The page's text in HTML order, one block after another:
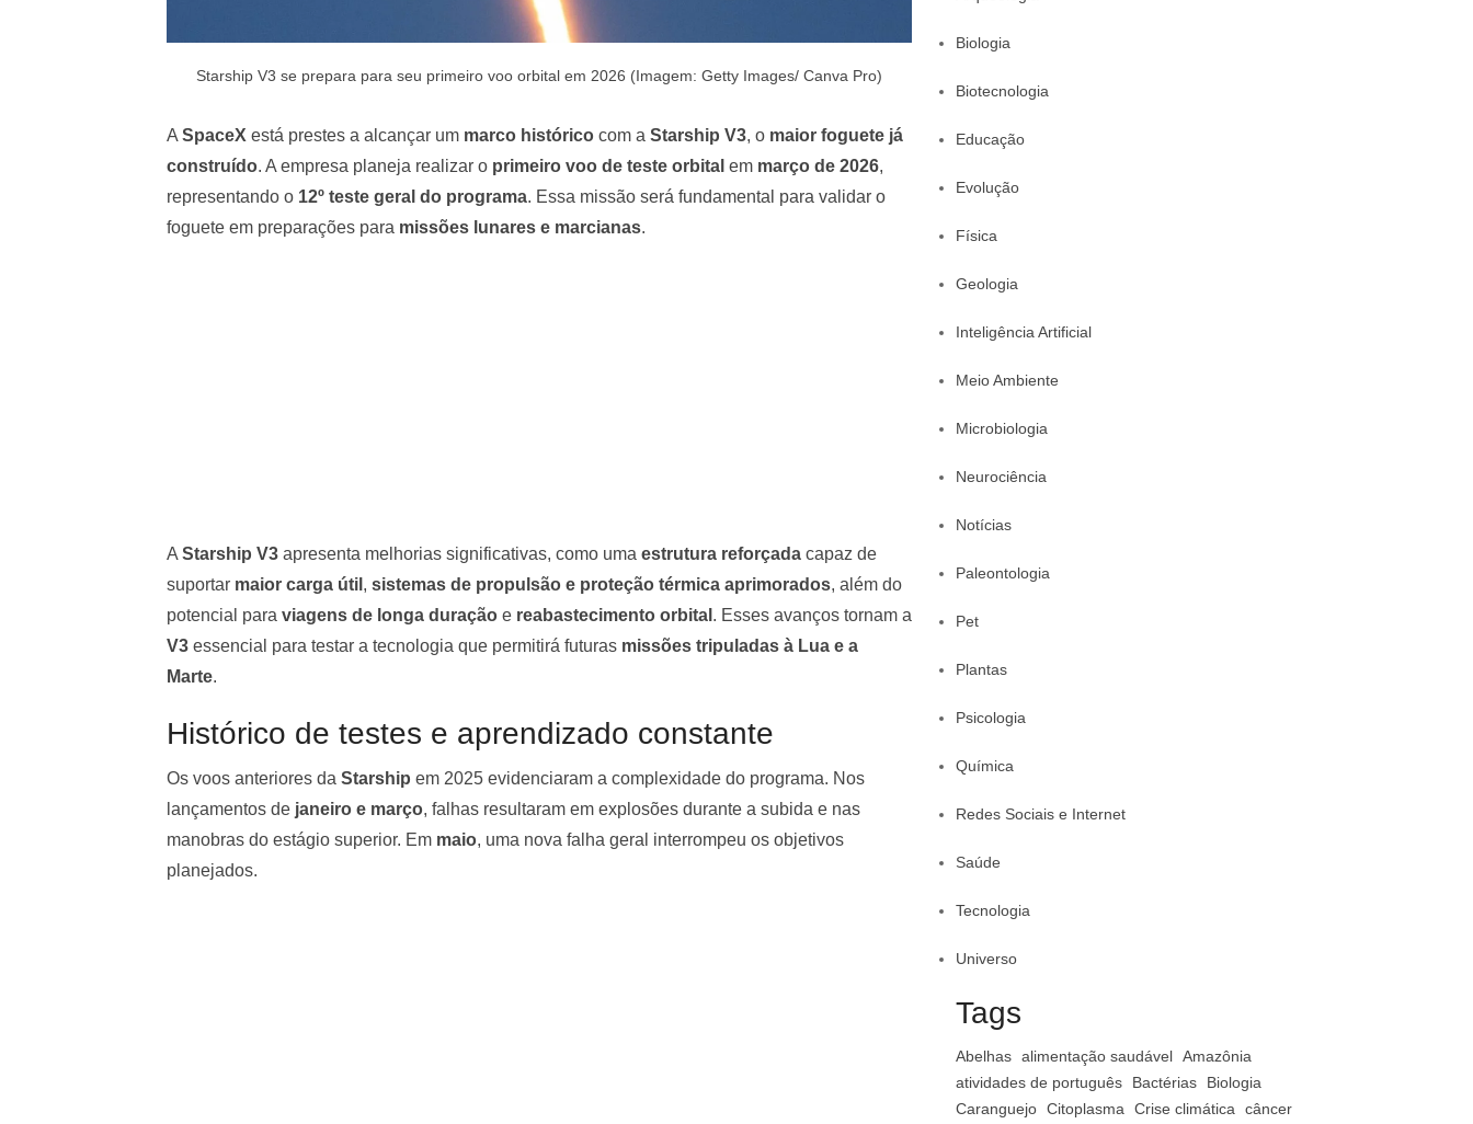
Starship V3 se prepara para seu primeiro voo orbital em 2026 (Imagem: Getty Images/ Canva Pro)
A SpaceX está prestes a alcançar um marco histórico com a Starship V3, o maior foguete já
construído. A empresa planeja realizar o primeiro voo de teste orbital em março de 2026,
representando o 12º teste geral do programa. Essa missão será fundamental para validar o
foguete em preparações para missões lunares e marcianas.
A Starship V3 apresenta melhorias significativas, como uma estrutura reforçada capaz de
suportar maior carga útil , sistemas de propulsão e proteção térmica aprimorados, além do
potencial para viagens de longa duração e reabastecimento orbital . Esses avanços tornam a
V3 essencial para testar a tecnologia que permitirá futuras missões tripuladas à Lua e a
Marte.
Histórico de testes e aprendizado constante
Os voos anteriores da Starship em 2025 evidenciaram a complexidade do programa. Nos
lançamentos de janeiro e março, falhas resultaram em explosões durante a subida e nas
manobras do estágio superior. Em maio, uma nova falha geral interrompeu os objetivos
planejados.
Biologia
Biotecnologia
Educação
Evolução
Física
Geologia
Inteligência Artificial
Meio Ambiente
Microbiologia
Neurociência
Notícias
Paleontologia
Pet
Plantas
Psicologia
Química
Redes Sociais e Internet
Saúde
Tecnologia
Universo
Tags
Abelhas alimentação saudável Amazônia
atividades de português
Bactérias
Biologia
Caranguejo Citoplasma Crise climática
câncer